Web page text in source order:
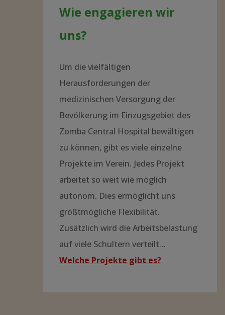
Wie engagieren wir
uns?
Um die vielfältigen
Herausforderungen der
medizinischen Versorgung der
Bevölkerung im Einzugsgebiet des
Zomba Central Hospital bewältigen
zu können, gibt es viele einzelne
Projekte im Verein. Jedes Projekt
arbeitet so weit wie möglich
autonom. Dies ermöglicht uns
größtmögliche Flexibilität.
Zusätzlich wird die Arbeitsbelastung
auf viele Schultern verteilt…
Welche Projekte gibt es?